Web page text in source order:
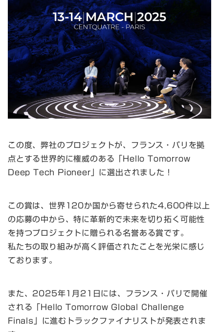
この度、弊社のプロジェクトが、フランス・パリを拠
点とする世界的に権威のある「Hello Tomorrow
Deep Tech Pioneer」に選出されました！
この賞は、世界120か国から寄せられた4,600件以上
の応募の中から、特に革新的で未来を切り拓く可能性
を持つプロジェクトに贈られる名誉ある賞です。
私たちの取り組みが高く評価されたことを光栄に感じ
ております。
また、2025年1月21日には、フランス・パリで開催
される「Hello Tomorrow Global Challenge
Finals」に進むトラックファイナリストが発表されま